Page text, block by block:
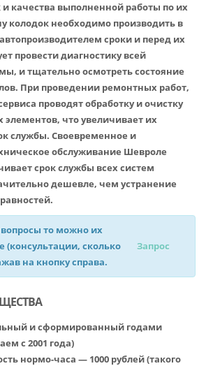
и качества выполненной работы по их
колодок необходимо производить в
сроки и перед их
провести диагностику всей
и тщательно осмотреть состояние
При проведении ремонтных работ,
проводят обработку и очистку
что увеличивает их
службы. Своевременное и
обслуживание Шевроле
срок службы всех систем
дешевле, чем устранение
вопросы то можно их
(консультации, сколько
на кнопку справа.
Запрос
и сформированный годами
с 2001 года)
нормо-часа — 1000 рублей (такого